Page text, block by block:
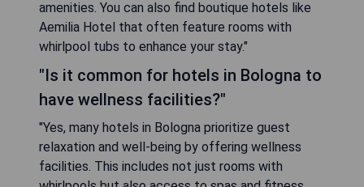
amenities. You can also find boutique hotels like
Aemilia Hotel that often feature rooms with
whirlpool tubs to enhance your stay."
"Is it common for hotels in Bologna to
have wellness facilities?"
"Yes, many hotels in Bologna prioritize guest
relaxation and well-being by offering wellness
facilities. This includes not just rooms with